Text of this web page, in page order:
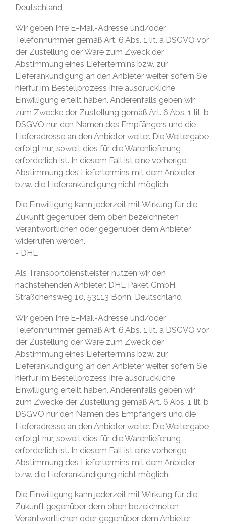
Deutschland
Wir geben Ihre E-Mail-Adresse und/oder
Telefonnummer gemäß Art. 6 Abs. 1 lit. a DSGVO vor
der Zustellung der Ware zum Zweck der
Abstimmung eines Liefertermins bzw. zur
Lieferankündigung an den Anbieter weiter, sofern Sie
hierfür im Bestellprozess Ihre ausdrückliche
Einwilligung erteilt haben. Anderenfalls geben wir
zum Zwecke der Zustellung gemäß Art. 6 Abs. 1 lit. b
DSGVO nur den Namen des Empfängers und die
Lieferadresse an den Anbieter weiter. Die Weitergabe
erfolgt nur, soweit dies für die Warenlieferung
erforderlich ist. In diesem Fall ist eine vorherige
Abstimmung des Liefertermins mit dem Anbieter
bzw. die Lieferankündigung nicht möglich.
Die Einwilligung kann jederzeit mit Wirkung für die
Zukunft gegenüber dem oben bezeichneten
Verantwortlichen oder gegenüber dem Anbieter
widerrufen werden.
- DHL
Als Transportdienstleister nutzen wir den
nachstehenden Anbieter: DHL Paket GmbH,
Sträßchensweg 10, 53113 Bonn, Deutschland
Wir geben Ihre E-Mail-Adresse und/oder
Telefonnummer gemäß Art. 6 Abs. 1 lit. a DSGVO vor
der Zustellung der Ware zum Zweck der
Abstimmung eines Liefertermins bzw. zur
Lieferankündigung an den Anbieter weiter, sofern Sie
hierfür im Bestellprozess Ihre ausdrückliche
Einwilligung erteilt haben. Anderenfalls geben wir
zum Zwecke der Zustellung gemäß Art. 6 Abs. 1 lit. b
DSGVO nur den Namen des Empfängers und die
Lieferadresse an den Anbieter weiter. Die Weitergabe
erfolgt nur, soweit dies für die Warenlieferung
erforderlich ist. In diesem Fall ist eine vorherige
Abstimmung des Liefertermins mit dem Anbieter
bzw. die Lieferankündigung nicht möglich.
Die Einwilligung kann jederzeit mit Wirkung für die
Zukunft gegenüber dem oben bezeichneten
Verantwortlichen oder gegenüber dem Anbieter